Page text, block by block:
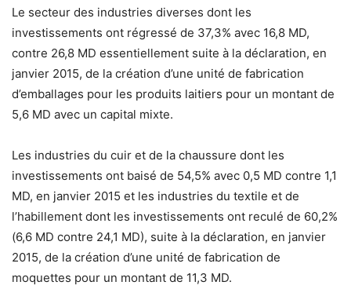
Le secteur des industries diverses dont les
investissements ont régressé de 37,3% avec 16,8 MD,
contre 26,8 MD essentiellement suite à la déclaration, en
janvier 2015, de la création d’une unité de fabrication
d’emballages pour les produits laitiers pour un montant de
5,6 MD avec un capital mixte.
Les industries du cuir et de la chaussure dont les
investissements ont baisé de 54,5% avec 0,5 MD contre 1,1
MD, en janvier 2015 et les industries du textile et de
l’habillement dont les investissements ont reculé de 60,2%
(6,6 MD contre 24,1 MD), suite à la déclaration, en janvier
2015, de la création d’une unité de fabrication de
moquettes pour un montant de 11,3 MD.